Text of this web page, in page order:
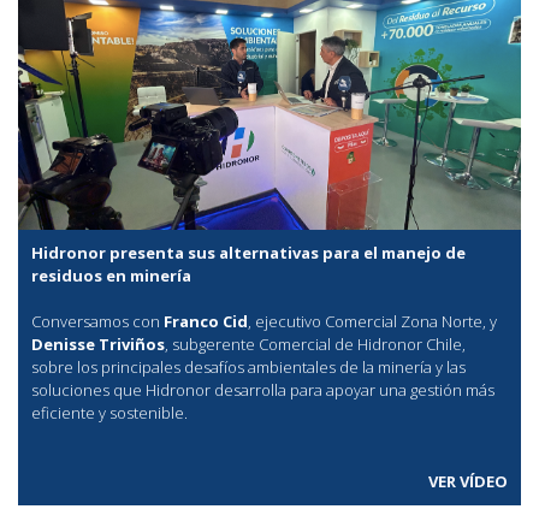
Hidronor presenta sus alternativas para el manejo de
residuos en minería
Conversamos con Franco Cid , ejecutivo Comercial Zona Norte, y
Denisse Triviños , subgerente Comercial de Hidronor Chile,
sobre los principales desafíos ambientales de la minería y las
soluciones que Hidronor desarrolla para apoyar una gestión más
eficiente y sostenible.
VER VÍDEO